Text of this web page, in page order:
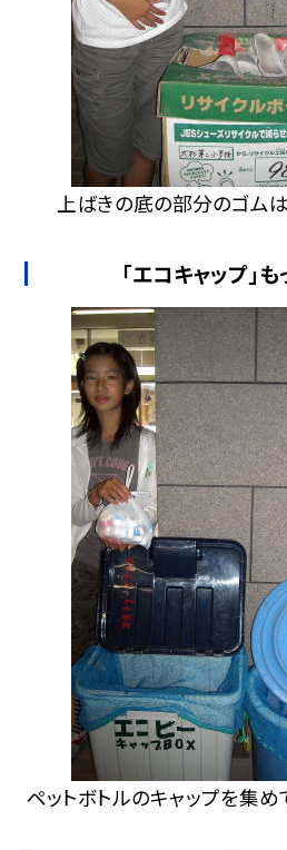
上ばきの底の部分のゴムは
「エコキャップ」
ペットボトルのキャップを集め